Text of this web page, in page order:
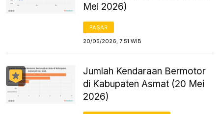
Mei 2026)
PASAR
20/05/2026, 7:51 WIB
Jumlah Kendaraan Bermotor
di Kabupaten Asmat (20 Mei
2026)